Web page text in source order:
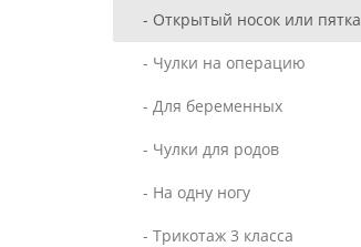
- Открытый носок или пятка
- Чулки на операцию
- Для беременных
- Чулки для родов
- На одну ногу
- Трикотаж 3 класса